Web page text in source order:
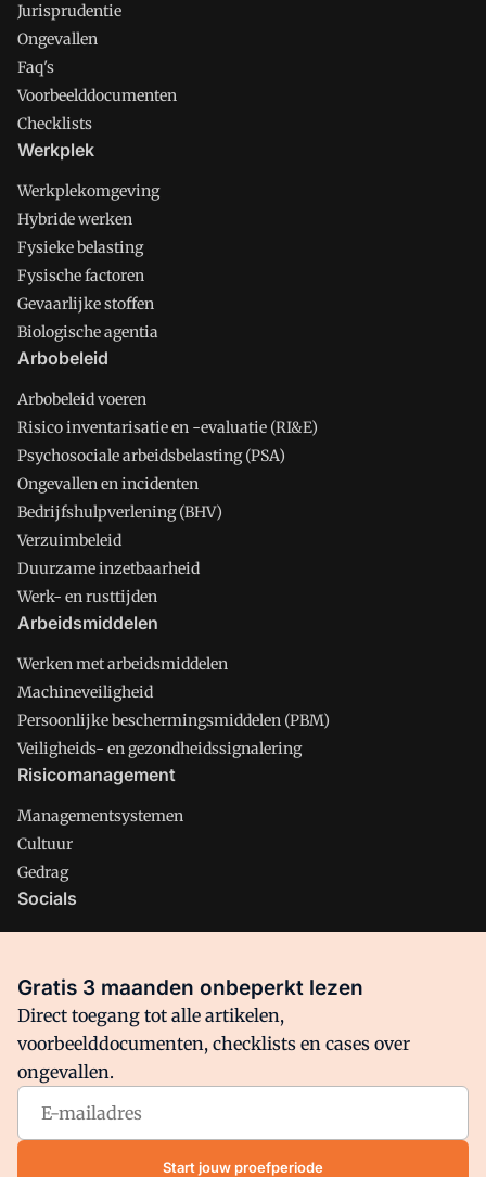
Jurisprudentie
Ongevallen
Faq's
Voorbeelddocumenten
Checklists
Werkplek
Werkplekomgeving
Hybride werken
Fysieke belasting
Fysische factoren
Gevaarlijke stoffen
Biologische agentia
Arbobeleid
Arbobeleid voeren
Risico inventarisatie en -evaluatie (RI&E)
Psychosociale arbeidsbelasting (PSA)
Ongevallen en incidenten
Bedrijfshulpverlening (BHV)
Verzuimbeleid
Duurzame inzetbaarheid
Werk- en rusttijden
Arbeidsmiddelen
Werken met arbeidsmiddelen
Machineveiligheid
Persoonlijke beschermingsmiddelen (PBM)
Veiligheids- en gezondheidssignalering
Risicomanagement
Managementsystemen
Cultuur
Gedrag
Socials
Facebook
Arbo is onderdeel van VMN media. Lees inons manifestwaar
VMN media voor staat. Op gebruik van deze site zijn de
volgende regelingen van toepassing:Algemene Voorwaarden
Privacy en Cookie beleid|Privacy instellingen
Gratis 3 maanden onbeperkt lezen
Direct toegang tot alle artikelen,
voorbeelddocumenten, checklists en cases over
ongevallen.
Start jouw proefperiode